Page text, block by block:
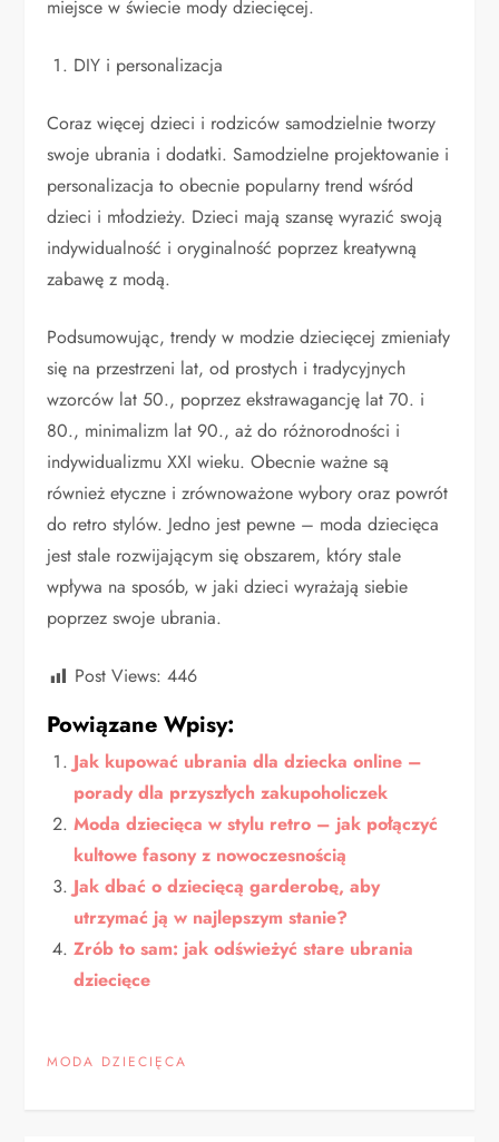
miejsce w świecie mody dziecięcej.
DIY i personalizacja
Coraz więcej dzieci i rodziców samodzielnie tworzy
swoje ubrania i dodatki. Samodzielne projektowanie i
personalizacja to obecnie popularny trend wśród
dzieci i młodzieży. Dzieci mają szansę wyrazić swoją
indywidualność i oryginalność poprzez kreatywną
zabawę z modą.
Podsumowując, trendy w modzie dziecięcej zmieniały
się na przestrzeni lat, od prostych i tradycyjnych
wzorców lat 50., poprzez ekstrawagancję lat 70. i
80., minimalizm lat 90., aż do różnorodności i
indywidualizmu XXI wieku. Obecnie ważne są
również etyczne i zrównoważone wybory oraz powrót
do retro stylów. Jedno jest pewne – moda dziecięca
jest stale rozwijającym się obszarem, który stale
wpływa na sposób, w jaki dzieci wyrażają siebie
poprzez swoje ubrania.
Post Views: 446
Powiązane Wpisy:
Jak kupować ubrania dla dziecka online –
porady dla przyszłych zakupoholiczek
Moda dziecięca w stylu retro – jak połączyć
kultowe fasony z nowoczesnością
Jak dbać o dziecięcą garderobę, aby
utrzymać ją w najlepszym stanie?
Zrób to sam: jak odświeżyć stare ubrania
dziecięce
MODA DZIECIĘCA